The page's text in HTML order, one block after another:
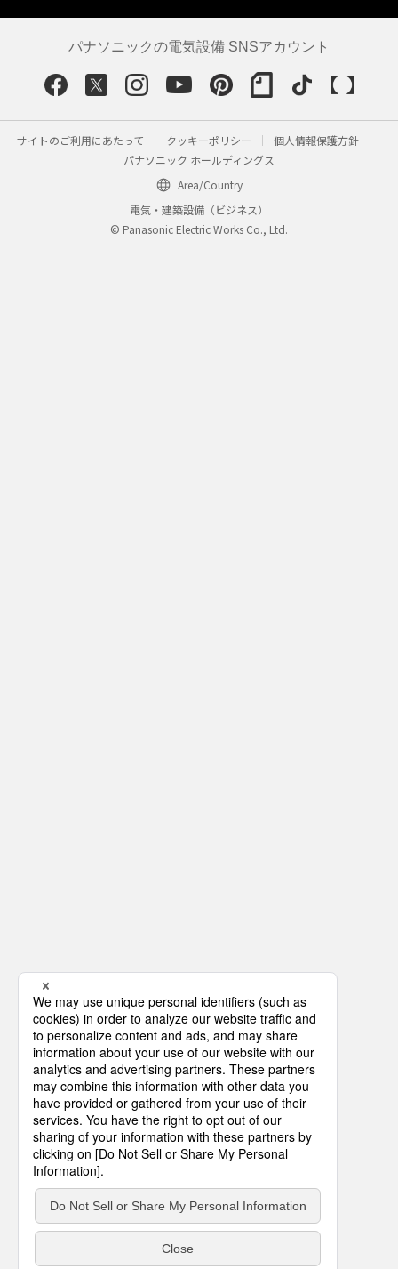
パナソニックの電気設備 SNSアカウント
サイトのご利用にあたって クッキーポリシー
個人情報保護方針
パナソニック ホールディングス
Area/Country
電気・建築設備（ビジネス）
© Panasonic Electric Works Co., Ltd.